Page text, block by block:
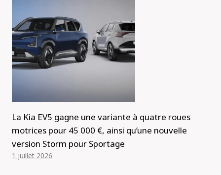
La Kia EV5 gagne une variante à quatre roues
motrices pour 45 000 €, ainsi qu’une nouvelle
version Storm pour Sportage
1 juillet 2026